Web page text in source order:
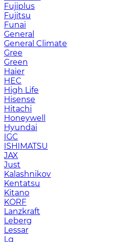
Fujiplus
Fujitsu
Funai
General
General Climate
Gree
Green
Haier
HEC
High Life
Hisense
Hitachi
Honeywell
Hyundai
IGC
ISHIMATSU
JAX
Just
Kalashnikov
Kentatsu
Kitano
KORF
Lanzkraft
Leberg
Lessar
Lg